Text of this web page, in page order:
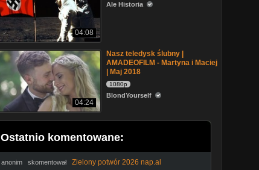
04:08
Ale Historia
04:24
Nasz teledysk ślubny |
AMADEOFILM - Martyna i Maciej
| Maj 2018
1080p
BlondYourself
Ostatnio komentowane:
anonim skomentował Zielony potwór 2026 nap.al